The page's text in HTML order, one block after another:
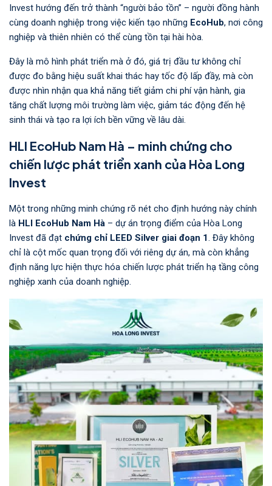
Invest hướng đến trở thành “người bảo tồn” – người đồng hành
cùng doanh nghiệp trong việc kiến tạo những EcoHub, nơi công
nghiệp và thiên nhiên có thể cùng tồn tại hài hòa.
Đây là mô hình phát triển mà ở đó, giá trị đầu tư không chỉ
được đo bằng hiệu suất khai thác hay tốc độ lấp đầy, mà còn
được nhìn nhận qua khả năng tiết giảm chi phí vận hành, gia
tăng chất lượng môi trường làm việc, giảm tác động đến hệ
sinh thái và tạo ra lợi ích bền vững về lâu dài.
HLI EcoHub Nam Hà – minh chứng cho
chiến lược phát triển xanh của Hòa Long
Invest
Một trong những minh chứng rõ nét cho định hướng này chính
là HLI EcoHub Nam Hà – dự án trọng điểm của Hòa Long
Invest đã đạt chứng chỉ LEED Silver giai đoạn 1. Đây không
chỉ là cột mốc quan trọng đối với riêng dự án, mà còn khẳng
định năng lực hiện thực hóa chiến lược phát triển hạ tầng công
nghiệp xanh của doanh nghiệp.